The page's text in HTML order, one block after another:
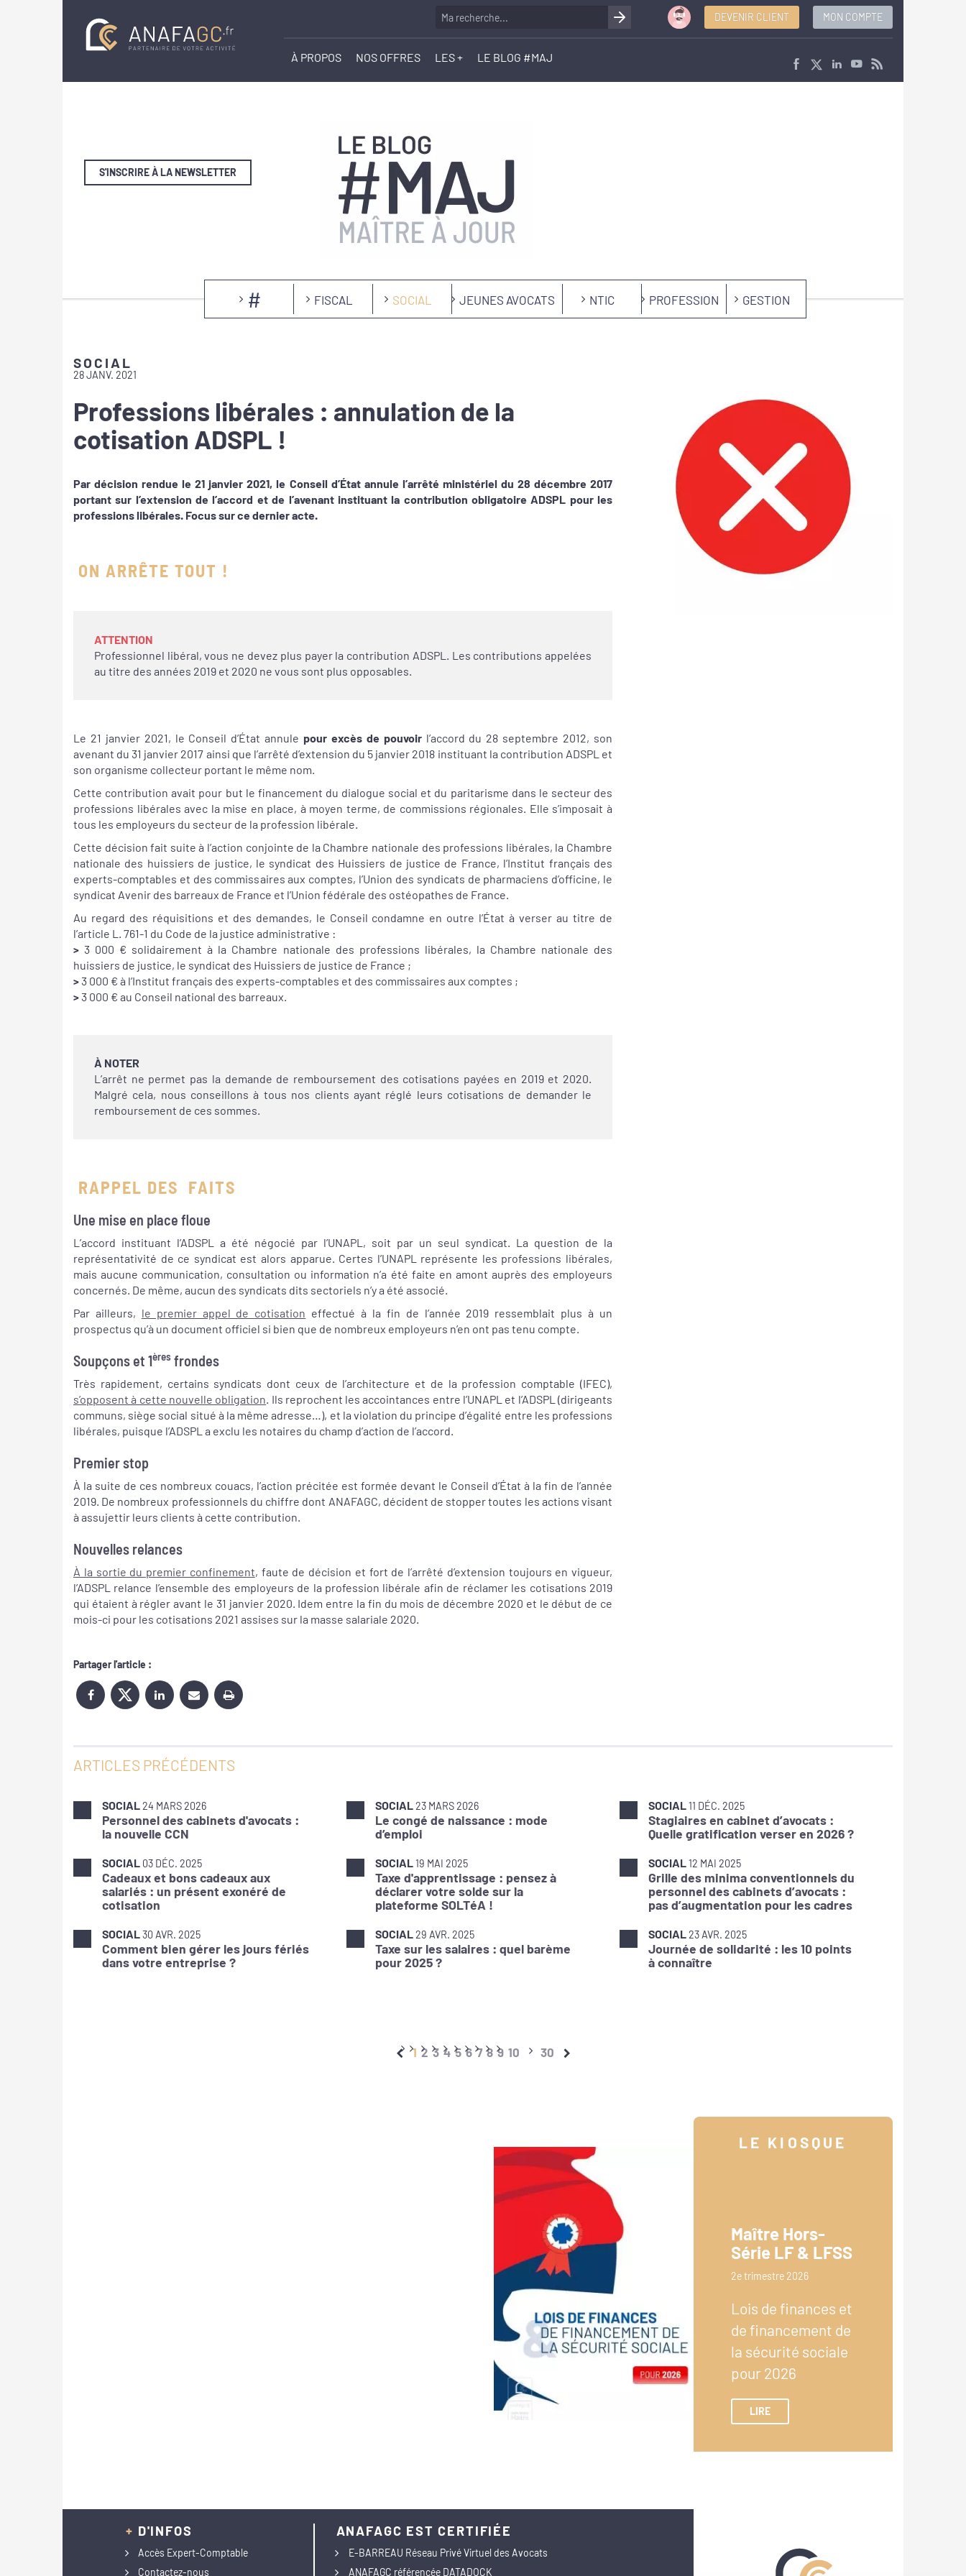
DEVENIR CLIENT MON COMPTE
À PROPOS NOS OFFRES LES + LE BLOG #MAJ
S'INSCRIRE À LA NEWSLETTER
# FISCAL SOCIAL JEUNES AVOCATS NTIC PROFESSION GESTION
SOCIAL
28 JANV. 2021
Professions libérales : annulation de la
cotisation ADSPL !
Par décision rendue le 21 janvier 2021, le Conseil d’État annule l’arrêté ministériel du 28 décembre 2017
portant sur l’extension de l’accord et de l’avenant instituant la contribution obligatoire ADSPL pour les
professions libérales. Focus sur ce dernier acte.
ON ARRÊTE TOUT !
ATTENTION
Professionnel libéral, vous ne devez plus payer la contribution ADSPL. Les contributions appelées
au titre des années 2019 et 2020 ne vous sont plus opposables.
Le 21 janvier 2021, le Conseil d’État annule pour excès de pouvoirl’accord du 28 septembre 2012, son
avenant du 31 janvier 2017 ainsi que l’arrêté d’extension du 5 janvier 2018 instituant la contribution ADSPL et
son organisme collecteur portant le même nom.
Cette contribution avait pour but le financement du dialogue social et du paritarisme dans le secteur des
professions libérales avec la mise en place, à moyen terme, de commissions régionales. Elle s’imposait à
tous les employeurs du secteur de la profession libérale.
Cette décision fait suite à l’action conjointe de la Chambre nationale des professions libérales, la Chambre
nationale des huissiers de justice, le syndicat des Huissiers de justice de France, l’Institut français des
experts-comptables et des commissaires aux comptes, l’Union des syndicats de pharmaciens d’officine, le
syndicat Avenir des barreaux de France et l’Union fédérale des ostéopathes de France.
Au regard des réquisitions et des demandes, le Conseil condamne en outre l’État à verser au titre de
l’article L. 761-1 du Code de la justice administrative :
> 3 000 € solidairement à la Chambre nationale des professions libérales, la Chambre nationale des
huissiers de justice, le syndicat des Huissiers de justice de France ;
> 3 000 € à l’Institut français des experts-comptables et des commissaires aux comptes ;
> 3 000 € au Conseil national des barreaux.
À NOTER
L’arrêt ne permet pas la demande de remboursement des cotisations payées en 2019 et 2020.
Malgré cela, nous conseillons à tous nos clients ayant réglé leurs cotisations de demander le
remboursement de ces sommes.
RAPPEL DES FAITS
Une mise en place floue
L’accord instituant l’ADSPL a été négocié par l’UNAPL, soit par un seul syndicat. La question de la
représentativité de ce syndicat est alors apparue. Certes l’UNAPL représente les professions libérales,
mais aucune communication, consultation ou information n’a été faite en amont auprès des employeurs
concernés. De même, aucun des syndicats dits sectoriels n’y a été associé.
Par ailleurs, le premier appel de cotisation effectué à la fin de l’année 2019 ressemblait plus à un
prospectus qu’à un document officiel si bien que de nombreux employeurs n’en ont pas tenu compte.
Soupçons et 1ères frondes
Très rapidement, certains syndicats dont ceux de l’architecture et de la profession comptable (IFEC),
s’opposent à cette nouvelle obligation. Ils reprochent les accointances entre l’UNAPL et l’ADSPL (dirigeants
communs, siège social situé à la même adresse…), et la violation du principe d’égalité entre les professions
libérales, puisque l’ADSPL a exclu les notaires du champ d’action de l’accord.
Premier stop
À la suite de ces nombreux couacs, l’action précitée est formée devant le Conseil d’État à la fin de l’année
2019. De nombreux professionnels du chiffre dont ANAFAGC, décident de stopper toutes les actions visant
à assujettir leurs clients à cette contribution.
Nouvelles relances
À la sortie du premier confinement, faute de décision et fort de l’arrêté d’extension toujours en vigueur,
l’ADSPL relance l’ensemble des employeurs de la profession libérale afin de réclamer les cotisations 2019
qui étaient à régler avant le 31 janvier 2020. Idem entre la fin du mois de décembre 2020 et le début de ce
mois-ci pour les cotisations 2021 assises sur la masse salariale 2020.
Partager l'article :
ARTICLES PRÉCÉDENTS
SOCIAL24 MARS 2026
Personnel des cabinets d'avocats :
la nouvelle CCN
SOCIAL23 MARS 2026
Le congé de naissance : mode
d’emploi
SOCIAL11 DÉC. 2025
Stagiaires en cabinet d’avocats :
Quelle gratification verser en 2026 ?
SOCIAL 03 DÉC. 2025
Cadeaux et bons cadeaux aux
salariés : un présent exonéré de
cotisation
SOCIAL19 MAI 2025
Taxe d'apprentissage : pensez à
déclarer votre solde sur la
plateforme SOLTéA !
SOCIAL12 MAI 2025
Grille des minima conventionnels du
personnel des cabinets d’avocats :
pas d’augmentation pour les cadres
SOCIAL30 AVR. 2025
Comment bien gérer les jours fériés
dans votre entreprise ?
SOCIAL29 AVR. 2025
Taxe sur les salaires : quel barème
pour 2025 ?
SOCIAL23 AVR. 2025
Journée de solidarité : les 10 points
à connaître
1 2 3 4 5 6 7 8 9 10 30
LE KIOSQUE
Maître Hors-
Série LF & LFSS
2e trimestre 2026
Lois de finances et
de financement de
la sécurité sociale
pour 2026
LIRE
+ D'INFOS
Accès Expert-Comptable
Contactez-nous
ANAFAGC EST CERTIFIÉE
E-BARREAU Réseau Privé Virtuel des Avocats
ANAFAGC référencée DATADOCK